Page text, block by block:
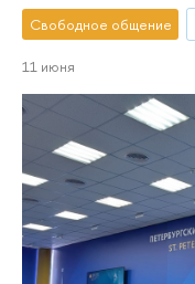
Свободное общение
11 июня